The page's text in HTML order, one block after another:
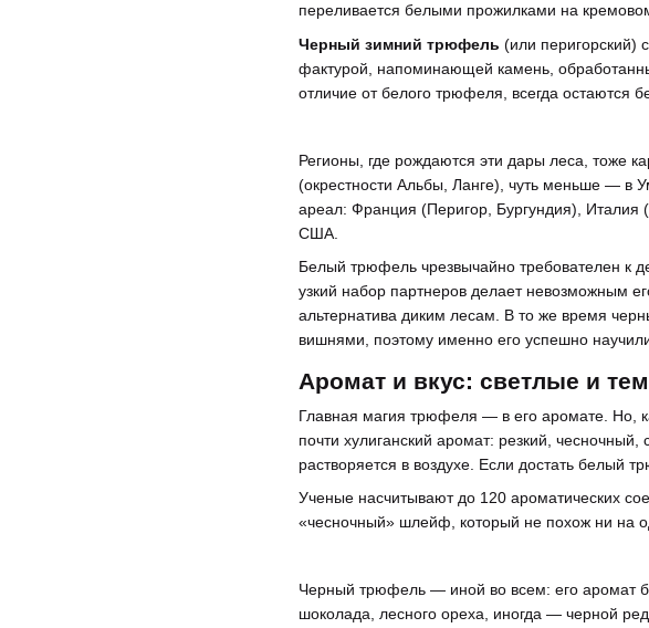
переливается белыми прожилками на
Черный зимний трюфель (или перигорский)
фактурой, напоминающей камень,
отличие от белого трюфеля, всегда остаются
Регионы, где рождаются эти дары леса, тоже
(окрестности Альбы, Ланге), чуть меньше — в
ареал: Франция (Перигор, Бургундия),
США.
Белый трюфель чрезвычайно требователен к
узкий набор партнеров делает невозможным
альтернатива диким лесам. В то же время
вишнями, поэтому именно его успешно
Аромат и вкус: светлые и
Главная магия трюфеля — в его аромате. Но,
почти хулиганский аромат: резкий,
растворяется в воздухе. Если достать белый
Ученые насчитывают до 120 ароматических
«чесночный» шлейф, который не похож ни на
Черный трюфель — иной во всем: его аромат
шоколада, лесного ореха, иногда — черной